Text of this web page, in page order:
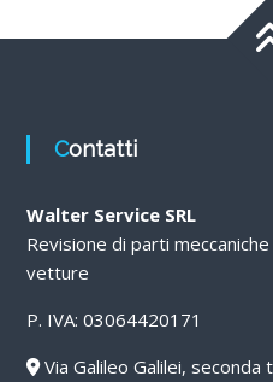
Contatti
Walter Service SRL
Revisione di parti
vetture
P. IVA: 03064420171
Via Galileo Galilei, seconda